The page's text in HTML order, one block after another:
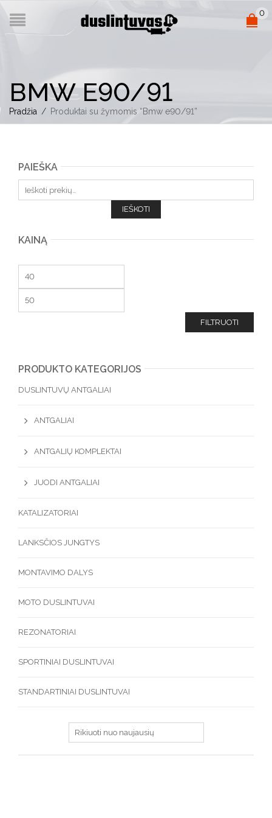
0
BMW E90/91
Pradžia / Produktai su žymomis “Bmw e90/91”
PAIEŠKA
IEŠKOTI
KAINĄ
FILTRUOTI
PRODUKTO KATEGORIJOS
DUSLINTUVŲ ANTGALIAI
ANTGALIAI
ANTGALIŲ KOMPLEKTAI
JUODI ANTGALIAI
KATALIZATORIAI
LANKSČIOS JUNGTYS
MONTAVIMO DALYS
MOTO DUSLINTUVAI
REZONATORIAI
SPORTINIAI DUSLINTUVAI
STANDARTINIAI DUSLINTUVAI